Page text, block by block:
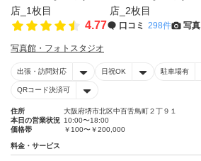
4.77 口コミ 298件 写真
写真館・フォトスタジオ
出張・訪問対応 日祝OK 駐車場有
QRコード決済可
住所
大阪府堺市北区中百舌鳥町２丁９１
本日の営業状況 10:00〜18:00
価格帯
￥100〜￥200,000
料金・サービス